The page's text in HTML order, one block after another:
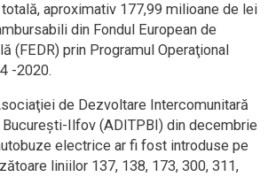
aproximativ 177,99 milioane de lei
din Fondul European de
(FEDR) prin Programul Operaţional
-2020.
de Dezvoltare Intercomunitară
Ilfov (ADITPBI) din decembrie
electrice ar fi fost introduse pe
liniilor 137, 138, 173, 300, 311,